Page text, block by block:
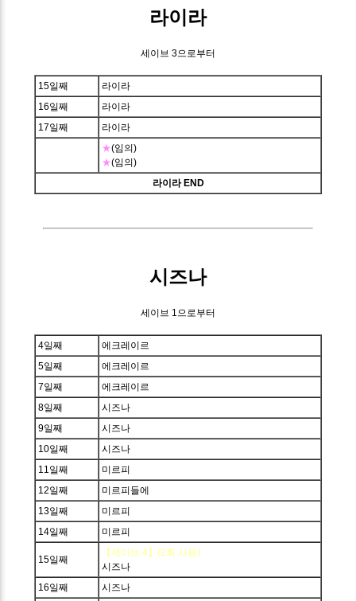
라이라
세이브 3으로부터
15일째
라이라
16일째
라이라
17일째
라이라
★(임의)
★(임의)
라이라 END
시즈나
세이브 1으로부터
4일째
에크레이르
5일째
에크레이르
7일째
에크레이르
8일째
시즈나
9일째
시즈나
10일째
시즈나
11일째
미르피
12일째
미르피들에
13일째
미르피
14일째
미르피
15일째
【세이브 4】(2회 사용)
시즈나
16일째
시즈나